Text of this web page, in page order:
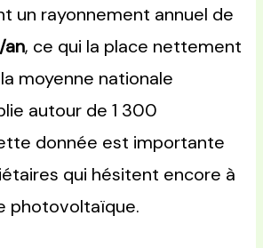
un rayonnement annuel de
an, ce qui la place nettement
moyenne nationale
autour de 1 300
donnée est importante
qui hésitent encore à
photovoltaïque.